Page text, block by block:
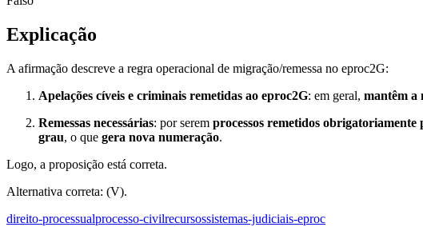
Explicação
A afirmação descreve a regra operacional de migração/remessa no eproc2G:
Apelações cíveis e criminais remetidas ao eproc2G: em geral, mantêm a
Remessas necessárias: por serem processos remetidos obrigatoriamente
grau, o que gera nova numeração.
Logo, a proposição está correta.
Alternativa correta: (V).
direito-processualprocesso-civilrecursossistemas-judiciais-eproc